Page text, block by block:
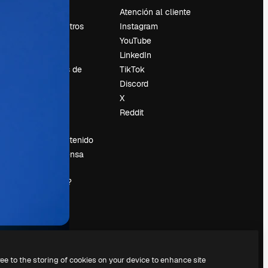
Sobre nosotros
Tendencias de
Vender contenido
Sala de prensa
magnific.ai?
Atención al cliente
Instagram
YouTube
LinkedIn
TikTok
Discord
X
Reddit
to the storing of cookies on your device to enhance site